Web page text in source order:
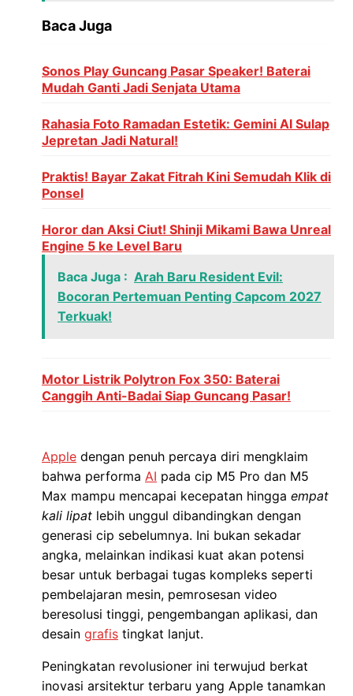
Baca Juga
Sonos Play Guncang Pasar Speaker! Baterai
Mudah Ganti Jadi Senjata Utama
Rahasia Foto Ramadan Estetik: Gemini AI Sulap
Jepretan Jadi Natural!
Praktis! Bayar Zakat Fitrah Kini Semudah Klik di
Ponsel
Horor dan Aksi Ciut! Shinji Mikami Bawa Unreal
Engine 5 ke Level Baru
Baca Juga : Arah Baru Resident Evil:
Bocoran Pertemuan Penting Capcom 2027
Terkuak!
Motor Listrik Polytron Fox 350: Baterai
Canggih Anti-Badai Siap Guncang Pasar!
Apple dengan penuh percaya diri mengklaim
bahwa performa AI pada cip M5 Pro dan M5
Max mampu mencapai kecepatan hingga empat
kali lipat lebih unggul dibandingkan dengan
generasi cip sebelumnya. Ini bukan sekadar
angka, melainkan indikasi kuat akan potensi
besar untuk berbagai tugas kompleks seperti
pembelajaran mesin, pemrosesan video
beresolusi tinggi, pengembangan aplikasi, dan
desain grafis tingkat lanjut.
Peningkatan revolusioner ini terwujud berkat
inovasi arsitektur terbaru yang Apple tanamkan